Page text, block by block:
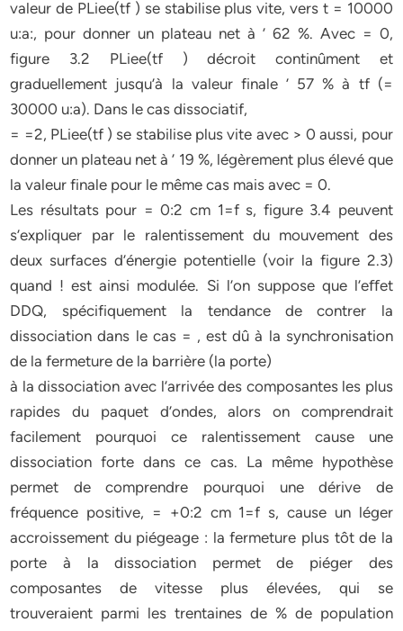
valeur de PLiee(tf ) se stabilise plus vite, vers t = 10000
u:a:, pour donner un plateau net à ’ 62 %. Avec = 0,
figure 3.2 PLiee(tf ) décroit continûment et
graduellement jusqu’à la valeur finale ’ 57 % à tf (=
30000 u:a). Dans le cas dissociatif,
= =2, PLiee(tf ) se stabilise plus vite avec > 0 aussi, pour
donner un plateau net à ’ 19 %, légèrement plus élevé que
la valeur finale pour le même cas mais avec = 0.
Les résultats pour = 0:2 cm 1=f s, figure 3.4 peuvent
s’expliquer par le ralentissement du mouvement des
deux surfaces d’énergie potentielle (voir la figure 2.3)
quand ! est ainsi modulée. Si l’on suppose que l’eﬀet
DDQ, spécifiquement la tendance de contrer la
dissociation dans le cas = , est dû à la synchronisation
de la fermeture de la barrière (la porte)
à la dissociation avec l’arrivée des composantes les plus
rapides du paquet d’ondes, alors on comprendrait
facilement pourquoi ce ralentissement cause une
dissociation forte dans ce cas. La même hypothèse
permet de comprendre pourquoi une dérive de
fréquence positive, = +0:2 cm 1=f s, cause un léger
accroissement du piégeage : la fermeture plus tôt de la
porte à la dissociation permet de piéger des
composantes de vitesse plus élevées, qui se
trouveraient parmi les trentaines de % de population